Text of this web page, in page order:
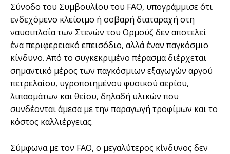
Σύνοδο του Συμβουλίου του FAO, υπογράμμισε ότι
ενδεχόμενο κλείσιμο ή σοβαρή διαταραχή στη
ναυσιπλοΐα των Στενών του Ορμούζ δεν αποτελεί
ένα περιφερειακό επεισόδιο, αλλά έναν παγκόσμιο
κίνδυνο. Από το συγκεκριμένο πέρασμα διέρχεται
σημαντικό μέρος των παγκόσμιων εξαγωγών αργού
πετρελαίου, υγροποιημένου φυσικού αερίου,
λιπασμάτων και θείου, δηλαδή υλικών που
συνδέονται άμεσα με την παραγωγή τροφίμων και το
κόστος καλλιέργειας.
Σύμφωνα με τον FAO, ο μεγαλύτερος κίνδυνος δεν